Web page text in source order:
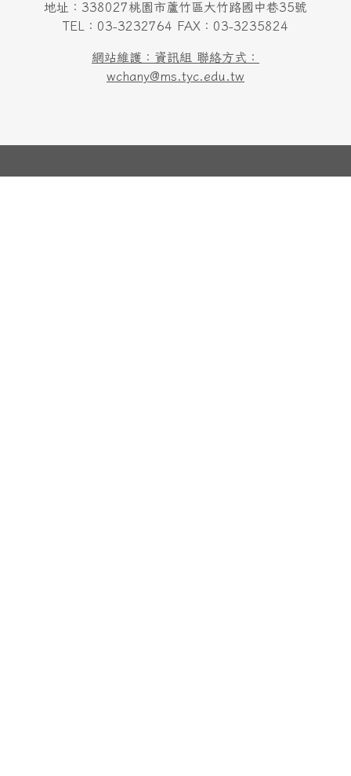
地址：338027桃園市蘆竹區大竹路國中巷35號
TEL：03-3232764 FAX：03-3235824
網站維護：資訊組 聯絡方式：
wchany@ms.tyc.edu.tw